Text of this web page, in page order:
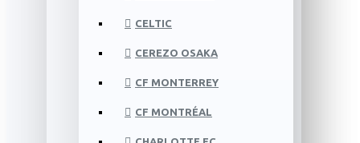
CELTIC
CEREZO OSAKA
CF MONTERREY
CF MONTRÉAL